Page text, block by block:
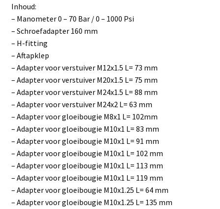
Inhoud:
– Manometer 0 – 70 Bar / 0 – 1000 Psi
– Schroefadapter 160 mm
– H-fitting
– Aftapklep
– Adapter voor verstuiver M12x1.5 L= 73 mm
– Adapter voor verstuiver M20x1.5 L= 75 mm
– Adapter voor verstuiver M24x1.5 L= 88 mm
– Adapter voor verstuiver M24x2 L= 63 mm
– Adapter voor gloeibougie M8x1 L= 102mm
– Adapter voor gloeibougie M10x1 L= 83 mm
– Adapter voor gloeibougie M10x1 L= 91 mm
– Adapter voor gloeibougie M10x1 L= 102 mm
– Adapter voor gloeibougie M10x1 L= 113 mm
– Adapter voor gloeibougie M10x1 L= 119 mm
– Adapter voor gloeibougie M10x1.25 L= 64 mm
– Adapter voor gloeibougie M10x1.25 L= 135 mm